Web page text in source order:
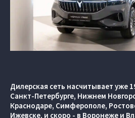
Дилерская сеть насчитывает уже
Санкт-Петербурге, Нижнем
Краснодаре, Симферополе,
Ижевске, и скоро - в Воронеже и